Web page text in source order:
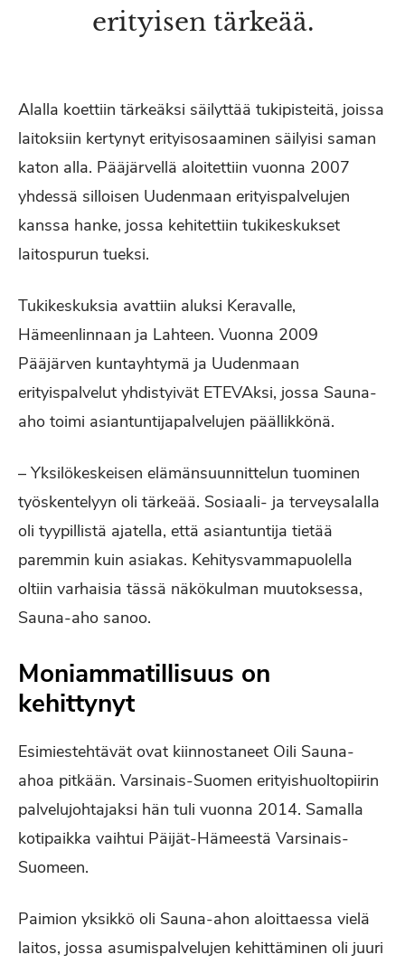
erityisen tärkeää.
Alalla koettiin tärkeäksi säilyttää tukipisteitä, joissa
laitoksiin kertynyt erityisosaaminen säilyisi saman
katon alla. Pääjärvellä aloitettiin vuonna 2007
yhdessä silloisen Uudenmaan erityispalvelujen
kanssa hanke, jossa kehitettiin tukikeskukset
laitospurun tueksi.
Tukikeskuksia avattiin aluksi Keravalle,
Hämeenlinnaan ja Lahteen. Vuonna 2009
Pääjärven kuntayhtymä ja Uudenmaan
erityispalvelut yhdistyivät ETEVAksi, jossa Sauna-
aho toimi asiantuntijapalvelujen päällikkönä.
– Yksilökeskeisen elämänsuunnittelun tuominen
työskentelyyn oli tärkeää. Sosiaali- ja terveysalalla
oli tyypillistä ajatella, että asiantuntija tietää
paremmin kuin asiakas. Kehitysvammapuolella
oltiin varhaisia tässä näkökulman muutoksessa,
Sauna-aho sanoo.
Moniammatillisuus on
kehittynyt
Esimiestehtävät ovat kiinnostaneet Oili Sauna-
ahoa pitkään. Varsinais-Suomen erityishuoltopiirin
palvelujohtajaksi hän tuli vuonna 2014. Samalla
kotipaikka vaihtui Päijät-Hämeestä Varsinais-
Suomeen.
Paimion yksikkö oli Sauna-ahon aloittaessa vielä
laitos, jossa asumispalvelujen kehittäminen oli juuri